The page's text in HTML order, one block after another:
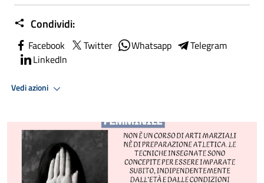
Condividi:
Facebook Twitter Whatsapp
Telegram
LinkedIn
Vedi azioni